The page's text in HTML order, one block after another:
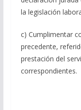
la legislación
c) Cumplimentar
precedente,
prestación del
correspondientes.